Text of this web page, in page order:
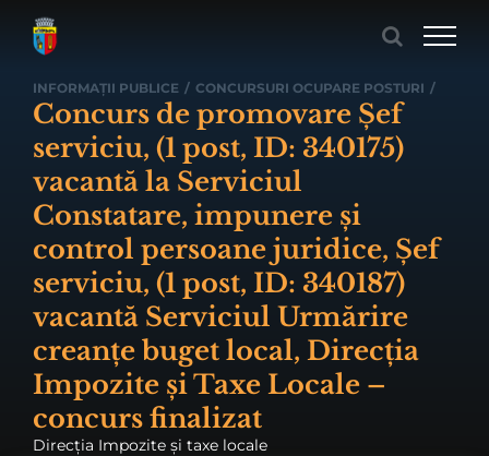
INFORMAȚII PUBLICE / CONCURSURI OCUPARE POSTURI /
Concurs de promovare Șef
serviciu, (1 post, ID: 340175)
vacantă la Serviciul
Constatare, impunere şi
control persoane juridice, Șef
serviciu, (1 post, ID: 340187)
vacantă Serviciul Urmărire
creanţe buget local, Direcția
Impozite și Taxe Locale –
concurs finalizat
Direcţia Impozite şi taxe locale